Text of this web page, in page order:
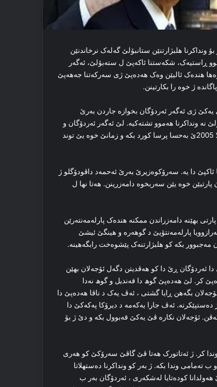
ونداکرنا هلبژارتنێن ستانبۆلێ گه‌له‌ک نرخاندنێن
لێ ژ بۆ هنده‌ک ئالیان ژی خه‌ونا وان یا 20 سالی بوو ڕاستیه‌ک، شكەستنا ئاكەپێ ل ستەبۆلێ، ئەگەر
هنده‌ک ئالیێن وه‌ک هەدەپێ ژی سەركەتنا جەھەپێ
ژ خوە را بكارتینن.
ژی ئه‌گه‌ر ئه‌ردۆگان بخوازه‌ جاردن به‌رێ
نه‌ ونداکرنا هه‌موو تشته‌کیه‌. لێ ئه‌گه‌ر ئه‌ردۆگان و
ئاکەپ ل خوه‌ ڤه‌گه‌ره‌، شاشیێن خوه‌ ببینه‌ و جارەك دن وه‌ک سالا 2005ێ به‌حسا پرسا کورد بکه‌ و زمانێ خوه‌ یێ توند
ئاکپێ دا یه‌. سه‌رۆکوه‌زیرێ به‌رێ ئەحمه‌د داڤودۆگلو ژ
خوە یێن سەربخوە دامه‌زرینن. هه‌تا نها ل
بھێنه‌ دامه‌زراندن ممکنه‌ هنده‌ک پارله‌مه‌نته‌رێن
پارله‌مه‌نتۆیێ د گوهه‌رە و هینگێ ئیشێ
بکه‌ کو هلبژارتنه‌ک پێشوەخت رابگەھینە.
ئه‌ردۆگان ڕێ دا کو هه‌ڤدیتن دگه‌ل ئۆجەلان بھێن
کر. لێ هەدەپێ گوھ دا قه‌ندیل و گوھ نه‌دا
بگەهن ڕایا گشتی ، ئه‌ڤ یه‌ک د ناڤا هەدەپێ دا
ئه‌ڤ جارا یه‌که‌مه‌ د دیرۆکا پەکەکێ دا
ئۆجەلان نکاره‌ ڤێ یه‌کێ قه‌بوول بکه‌ و دێ ژ بۆ
دبه‌ پشتی 25 سالان ستانبول وندا کر. ژ ئەتاتورک هه‌تا ڤێ گاڤێ سه‌رۆکێ کو هه‌ری
ته‌مامی وندا بکه‌. ژ به‌ر کو ونداکرنا ده‌ستهلاتا
دێ نه‌ وه‌ک یا هه‌ر ده‌می به‌. تایبه‌تی پشتی سالا 2016ێ ھەولدانا كودەتایا له‌شکه‌ری ، ئه‌ردۆگان به‌ر ب